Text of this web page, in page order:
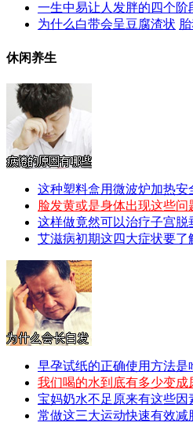
一生中易让人发胖的四个阶
为什么白带会呈豆腐渣状
休闲养生
这种塑料盒用微波炉加热安
脸发黄或是身体出现这些问
这样做竟然可以治疗子宫脱
艾滋病初期这四大症状要了
早孕试纸的正确使用方法是
我们喝的水到底有多少变成
宝妈奶水不足原来有这些因
常做这三大运动快速有效减